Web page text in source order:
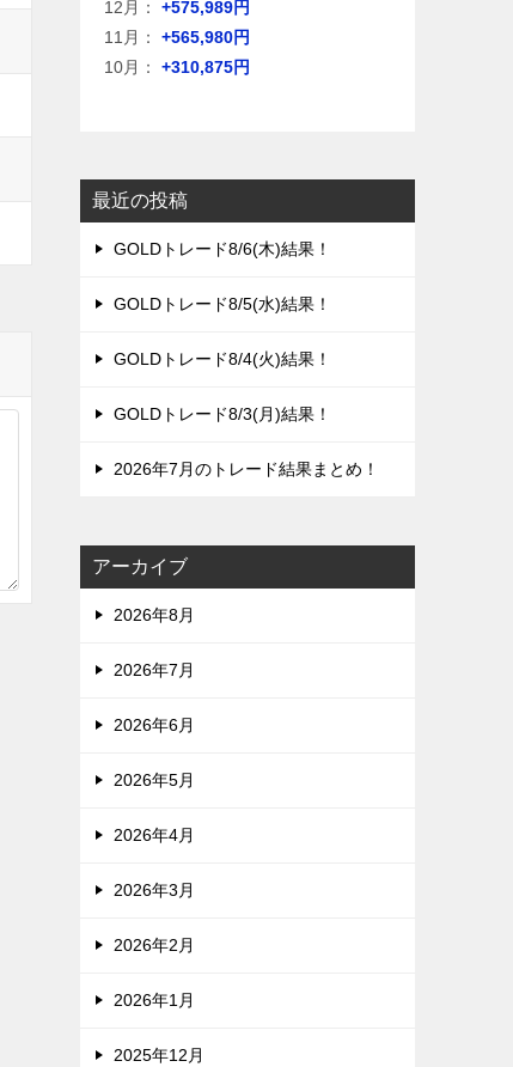
12月：
+575,989円
11月：
+565,980円
10月：
+310,875円
最近の投稿
GOLDトレード8/6(木)結果！
GOLDトレード8/5(水)結果！
GOLDトレード8/4(火)結果！
GOLDトレード8/3(月)結果！
2026年7月のトレード結果まとめ！
アーカイブ
2026年8月
2026年7月
2026年6月
2026年5月
2026年4月
2026年3月
2026年2月
2026年1月
2025年12月